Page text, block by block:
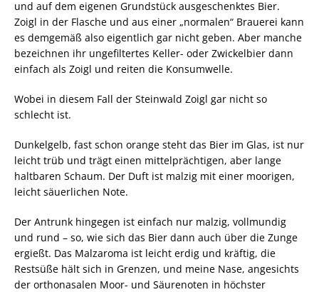
und auf dem eigenen Grundstück ausgeschenktes Bier.
Zoigl in der Flasche und aus einer „normalen“ Brauerei kann
es demgemäß also eigentlich gar nicht geben. Aber manche
bezeichnen ihr ungefiltertes Keller- oder Zwickelbier dann
einfach als Zoigl und reiten die Konsumwelle.
Wobei in diesem Fall der Steinwald Zoigl gar nicht so
schlecht ist.
Dunkelgelb, fast schon orange steht das Bier im Glas, ist nur
leicht trüb und trägt einen mittelprächtigen, aber lange
haltbaren Schaum. Der Duft ist malzig mit einer moorigen,
leicht säuerlichen Note.
Der Antrunk hingegen ist einfach nur malzig, vollmundig
und rund – so, wie sich das Bier dann auch über die Zunge
ergießt. Das Malzaroma ist leicht erdig und kräftig, die
Restsüße hält sich in Grenzen, und meine Nase, angesichts
der orthonasalen Moor- und Säurenoten in höchster